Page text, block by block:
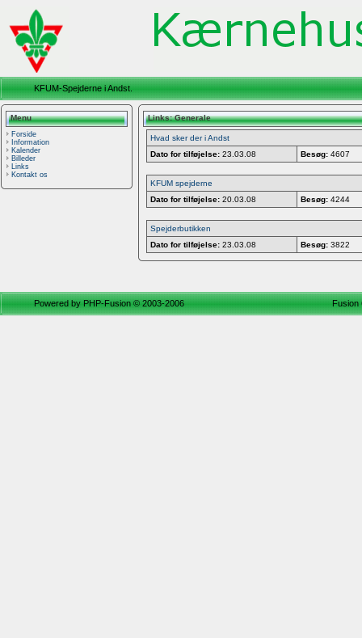
KFUM-Spejderne i Andst.
Menu
Forside
Information
Kalender
Billeder
Links
Kontakt os
Links: Generale
Hvad sker der i Andst
Dato for tilføjelse: 23.03.08 Besøg: 4607
KFUM spejderne
Dato for tilføjelse: 20.03.08 Besøg: 4244
Spejderbutikken
Dato for tilføjelse: 23.03.08 Besøg: 3822
Powered byPHP-Fusion© 2003-2006 Fusion